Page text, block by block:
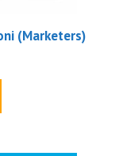
(Marketers)